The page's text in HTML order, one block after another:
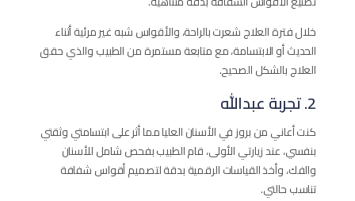
خلال فترة العلاج شعرت بالراحة، والأقواس شبه غير مرئية أثناء
الحديث أو الابتسامة، مع متابعة مستمرة من الطبيب والذي حقق
العلاج بالشكل الصحيح.
2. تجربة عبدالله
كنت أعاني من بروز في الأسنان العليا مما أثر على ابتسامتي وثقتي
بنفسي، عند زيارتي الأولى، قام الطبيب بفحص شامل للأسنان
والفك، وأخذ القياسات الرقمية بدقة لتصميم أقواس شفافة
تناسب حالتي.